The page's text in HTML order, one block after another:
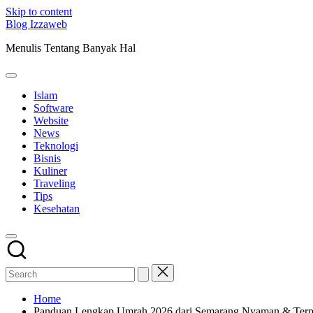
Skip to content
Blog Izzaweb
Menulis Tentang Banyak Hal
Islam
Software
Website
News
Teknologi
Bisnis
Kuliner
Traveling
Tips
Kesehatan
Home